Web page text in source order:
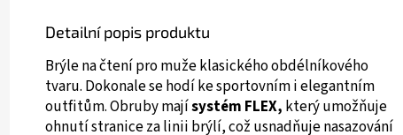
Detailní popis produktu
Brýle na čtení pro muže klasického obdélníkového
tvaru. Dokonale se hodí ke sportovním i elegantním
outfitům.Obruby majísystém FLEX, který umožňuje
ohnutí stranice za linii brýlí, což usnadňuje nasazování